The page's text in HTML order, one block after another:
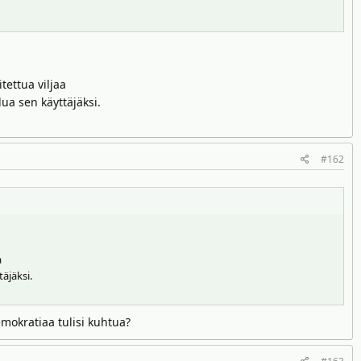
viljaa
sen käyttäjäksi.
#162
tulisi kuhtua?